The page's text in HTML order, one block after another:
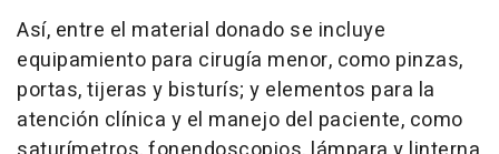
Así, entre el material donado se incluye
equipamiento para cirugía menor, como pinzas,
portas, tijeras y bisturís; y elementos para la
atención clínica y el manejo del paciente, como